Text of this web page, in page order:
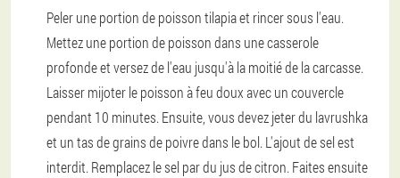
Peler une portion de poisson tilapia et rincer sous l'eau.
Mettez une portion de poisson dans une casserole
profonde et versez de l'eau jusqu'à la moitié de la carcasse.
Laisser mijoter le poisson à feu doux avec un couvercle
pendant 10 minutes. Ensuite, vous devez jeter du lavrushka
et un tas de grains de poivre dans le bol. L'ajout de sel est
interdit. Remplacez le sel par du jus de citron. Faites ensuite